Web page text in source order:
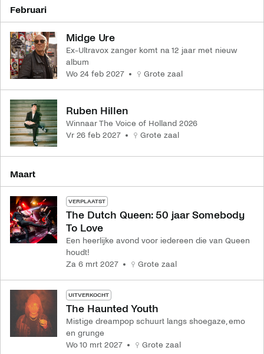
februari
Midge Ure
Ex-Ultravox zanger komt na 12 jaar met nieuw
album
wo 24 feb 2027
Grote zaal
Ruben Hillen
Winnaar The Voice of Holland 2026
vr 26 feb 2027
Grote zaal
maart
VERPLAATST
The Dutch Queen: 50 jaar Somebody
To Love
Een heerlijke avond voor iedereen die van Queen
houdt!
za 6 mrt 2027
Grote zaal
UITVERKOCHT
The Haunted Youth
Mistige dreampop schuurt langs shoegaze, emo
en grunge
wo 10 mrt 2027
Grote zaal